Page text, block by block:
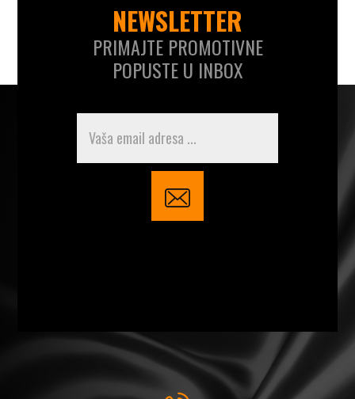
NEWSLETTER
PRIMAJTE PROMOTIVNE
POPUSTE U INBOX